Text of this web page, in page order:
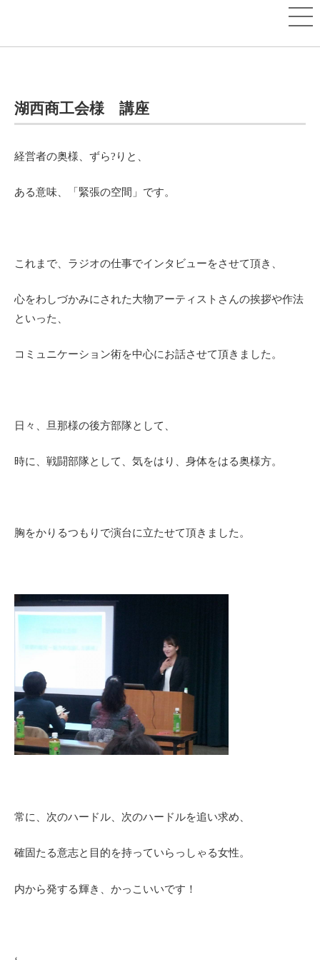
湖西商工会様 講座
経営者の奥様、ずら?りと、
ある意味、「緊張の空間」です。
これまで、ラジオの仕事でインタビューをさせて頂き、
心をわしづかみにされた大物アーティストさんの挨拶や作法
といった、
コミュニケーション術を中心にお話させて頂きました。
日々、旦那様の後方部隊として、
時に、戦闘部隊として、気をはり、身体をはる奥様方。
胸をかりるつもりで演台に立たせて頂きました。
常に、次のハードル、次のハードルを追い求め、
確固たる意志と目的を持っていらっしゃる女性。
内から発する輝き、かっこいいです！
‘